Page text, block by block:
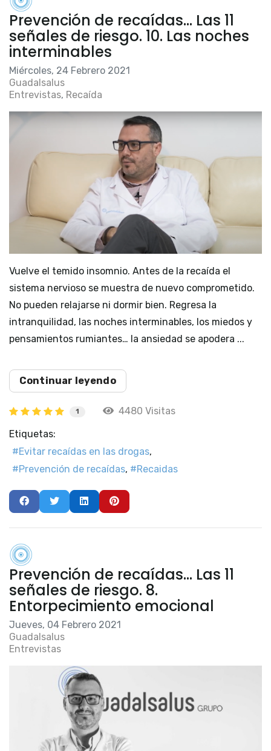
Prevención de recaídas… Las 11
señales de riesgo. 10. Las noches
interminables
Miércoles, 24 Febrero 2021
Guadalsalus
Entrevistas Recaída
Vuelve el temido insomnio. Antes de la recaída el
sistema nervioso se muestra de nuevo comprometido.
No pueden relajarse ni dormir bien. Regresa la
intranquilidad, las noches interminables, los miedos y
pensamientos rumiantes… la ansiedad se apodera ...
Continuar leyendo
1 4480 Visitas
Etiquetas:
Evitar recaídas en las drogas
Prevención de recaídas
Recaidas
Prevención de recaídas… Las 11
señales de riesgo. 8.
Entorpecimiento emocional
Jueves, 04 Febrero 2021
Guadalsalus
Entrevistas